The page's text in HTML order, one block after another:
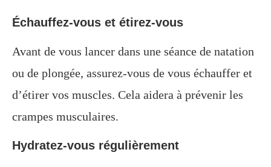
Échauffez-vous et étirez-vous
Avant de vous lancer dans une séance de natation
ou de plongée, assurez-vous de vous échauffer et
d’étirer vos muscles. Cela aidera à prévenir les
crampes musculaires.
Hydratez-vous régulièrement